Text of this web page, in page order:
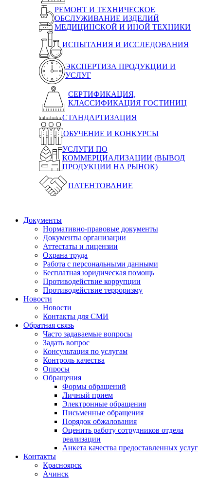
РЕМОНТ И ТЕХНИЧЕСКОЕ
ОБСЛУЖИВАНИЕ ИЗДЕЛИЙ
МЕДИЦИНСКОЙ И ИНОЙ ТЕХНИКИ
ИСПЫТАНИЯ И ИССЛЕДОВАНИЯ
ЭКСПЕРТИЗА ПРОДУКЦИИ И
УСЛУГ
СЕРТИФИКАЦИЯ,
КЛАССИФИКАЦИЯ ГОСТИНИЦ
СТАНДАРТИЗАЦИЯ
ОБУЧЕНИЕ И КОНКУРСЫ
УСЛУГИ ПО
КОММЕРЦИАЛИЗАЦИИ (ВЫВОД
ПРОДУКЦИИ НА РЫНОК)
ПАТЕНТОВАНИЕ
Документы
Нормативно-правовые документы
Документы организации
Аттестаты и лицензии
Охрана труда
Работа с персональными данными
Бесплатная юридическая помощь
Противодействие коррупции
Противодействие терроризму
Новости
Новости
Контакты для СМИ
Обратная связь
Часто задаваемые вопросы
Задать вопрос
Консультация по услугам
Контроль качества
Опросы
Обращения
Формы обращений
Личный прием
Электронные обращения
Письменные обращения
Порядок обжалования
Оценить работу сотрудников отдела
реализации
Анкета качества предоставленных услуг
Контакты
Красноярск
Ачинск